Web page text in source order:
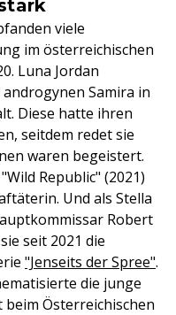
viele
im österreichischen
Luna Jordan
Samira in
Diese hatte ihren
seitdem redet sie
waren begeistert.
Republic" (2021)
Und als Stella
Robert
seit 2021 die
"Jenseits der Spree".
die junge
Österreichischen